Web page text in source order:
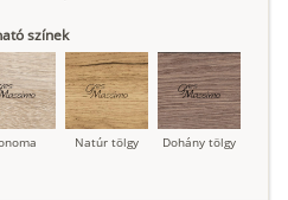
színek
Natúr tölgy Dohány tölgy